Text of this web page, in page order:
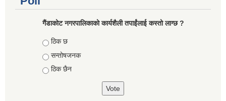
गैंडाकोट नगरपालिकाको कार्यशैली तपाईंलाई कस्तो लाग्छ ?
Choices
ठिक छ
सन्तोषजनक
ठिक छैन